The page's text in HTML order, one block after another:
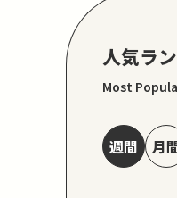
人気ラ
Most
週間 月